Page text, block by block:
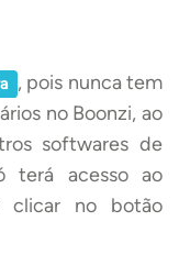
, pois nunca tem
no Boonzi, ao
softwares de
terá acesso ao
clicar no botão